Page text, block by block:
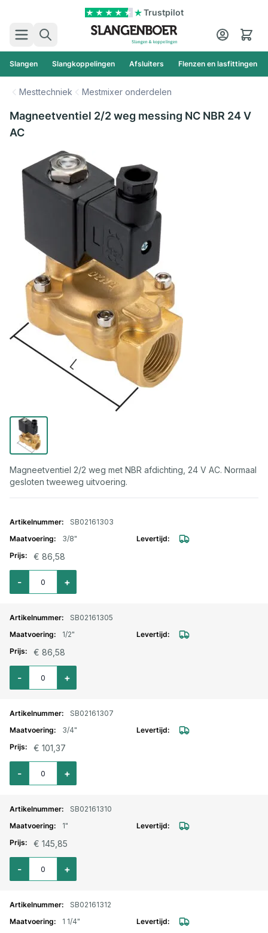
Trustpilot
Zoek
Cart
Slangen Slangkoppelingen Afsluiters Flenzen en lasfittingen
Mesttechniek Mestmixer onderdelen
Magneetventiel 2/2 weg messing NC NBR 24 V
AC
Magneetventiel 2/2 weg met NBR afdichting, 24 V AC. Normaal
gesloten tweeweg uitvoering.
SB02161303
3/8"
€ 86,58
Aantal voor Magneetventiel 2/2 weg messing NC NBR 24 V AC 3/8"
+
-
SB02161305
1/2"
€ 86,58
Aantal voor Magneetventiel 2/2 weg messing NC NBR 24 V AC 1/2"
+
-
SB02161307
3/4"
€ 101,37
Aantal voor Magneetventiel 2/2 weg messing NC NBR 24 V AC 3/4"
+
-
SB02161310
1"
€ 145,85
Aantal voor Magneetventiel 2/2 weg messing NC NBR 24 V AC 1"
+
-
SB02161312
1 1/4"